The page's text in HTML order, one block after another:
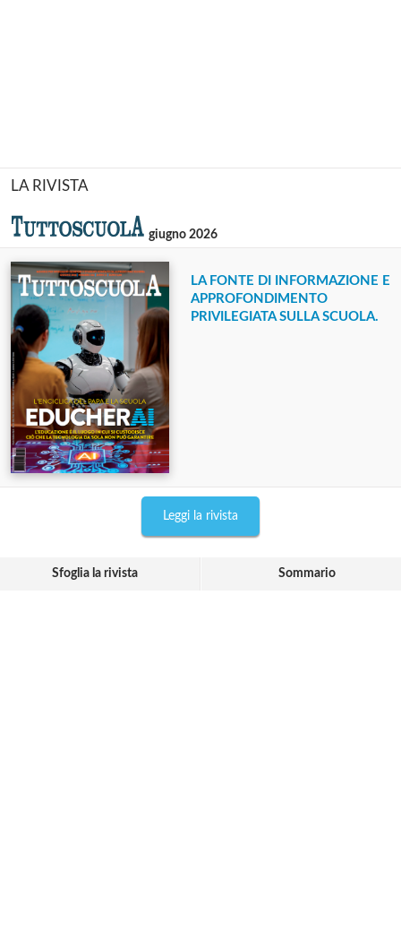
LA RIVISTA
giugno 2026
LA FONTE DI INFORMAZIONE E
APPROFONDIMENTO
PRIVILEGIATA SULLA SCUOLA.
Leggi la rivista
Sfoglia la rivista Sommario